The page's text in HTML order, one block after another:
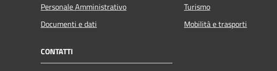
Personale Amministrativo
Documenti e dati
Turismo
Mobilità e trasporti
CONTATTI